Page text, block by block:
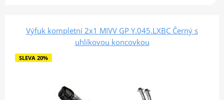
Výfuk kompletní 2x1 MIVV GP Y.045.LXBC Černý s
uhlíkovou koncovkou
SLEVA 20%